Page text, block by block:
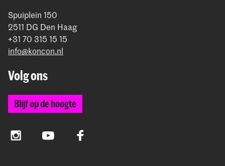
Spuiplein 150
2511 DG Den Haag
+31 70 315 15 15
info@koncon.nl
Volg ons
Blijf op de hoogte
InstagramYouTube Facebook